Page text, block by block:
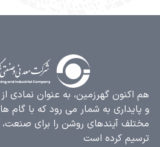
گهرزمین، به عنوان نمادی از تلاش
به شمار می رود که با گام هایی
آیندهای روشن را برای صنعت،
کرده است